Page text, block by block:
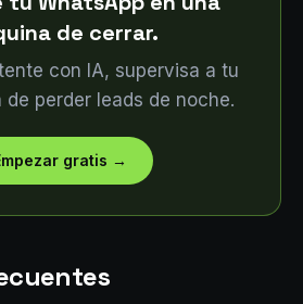
de cerrar.
con IA, supervisa a tu
de perder leads de noche.
gratis →